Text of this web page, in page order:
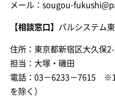
メール：sougou-
【相談窓口】 パルシステム
住所：東京都新宿区大久保
担当：大塚・磯田
電話：03－6233－7615
を除く）